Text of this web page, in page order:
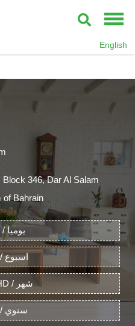
English
Block 346, Dar Al Salam
of Bahrain
BHD / يوميا
BHD / اسبوع
900 BHD / شهر
BHD / سنوي